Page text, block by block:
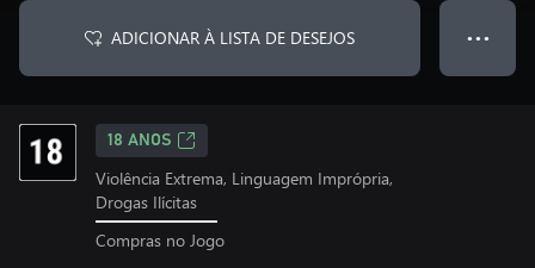
ADICIONAR À LISTA DE DESEJOS ● ● ●
18 ANOS
Violência Extrema, Linguagem Imprópria,
Drogas Ilícitas
Compras no Jogo